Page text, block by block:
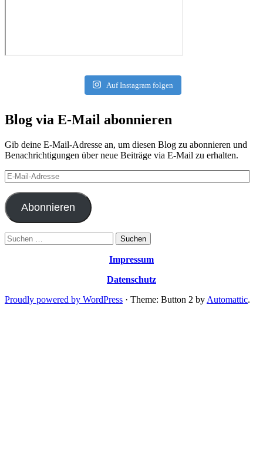
Auf Instagram folgen
Blog via E-Mail abonnieren
Gib deine E-Mail-Adresse an, um diesen Blog zu abonnieren und
Benachrichtigungen über neue Beiträge via E-Mail zu erhalten.
E-
Mail-
Adresse
Abonnieren
Suchen
nach:
Impressum
Datenschutz
Proudly powered by WordPress · Theme: Button 2 by Automattic.